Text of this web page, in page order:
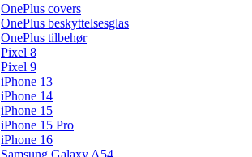
OnePlus covers
OnePlus beskyttelsesglas
OnePlus tilbehør
Pixel 8
Pixel 9
iPhone 13
iPhone 14
iPhone 15
iPhone 15 Pro
iPhone 16
Samsung Galaxy A54